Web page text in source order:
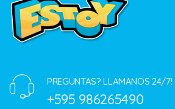
PREGUNTAS? LLAMANOS 24/7!
+595 986265490